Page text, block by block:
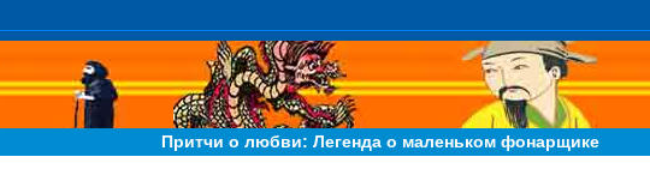
Притчи о любви: Легенда о маленьком фонарщике